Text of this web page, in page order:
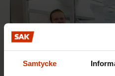
Samtycke